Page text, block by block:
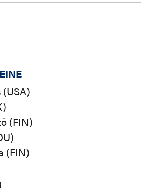
(FIN)
(FIN)